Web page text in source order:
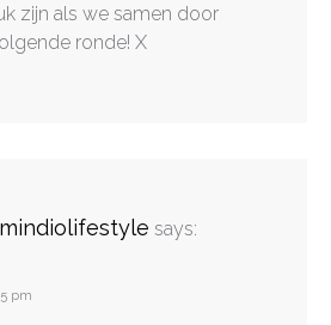
zijn als we samen door
ronde! X
says:
pm